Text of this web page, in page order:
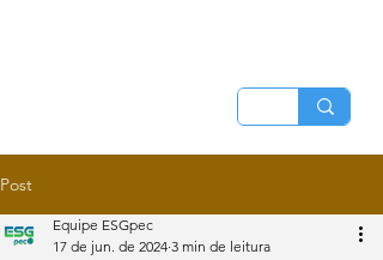
Post
Equipe ESGpec
17 de jun. de 2024 3 min de leitura